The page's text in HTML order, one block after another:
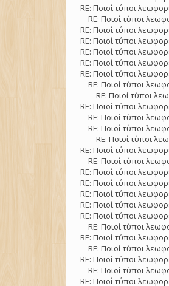
RE: Ποιοί τύποι
RE: Ποιοί τύποι
RE: Ποιοί τύποι
RE: Ποιοί τύποι
RE: Ποιοί τύποι
RE: Ποιοί τύποι
RE: Ποιοί τύποι
RE: Ποιοί τύποι
RE: Ποιοί τύποι
RE: Ποιοί τύποι
RE: Ποιοί τύποι
RE: Ποιοί τύποι
RE: Ποιοί τύποι
RE: Ποιοί τύποι
RE: Ποιοί τύποι
RE: Ποιοί τύποι
RE: Ποιοί τύποι
RE: Ποιοί τύποι
RE: Ποιοί τύποι
RE: Ποιοί τύποι
RE: Ποιοί τύποι
RE: Ποιοί τύποι
RE: Ποιοί τύποι
RE: Ποιοί τύποι
RE: Ποιοί τύποι
RE: Ποιοί τύποι